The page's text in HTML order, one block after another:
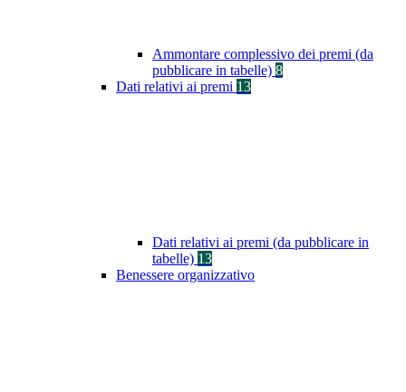
Ammontare complessivo dei premi (da
pubblicare in tabelle) 8
Dati relativi ai premi 13
Dati relativi ai premi (da pubblicare in
tabelle) 13
Benessere organizzativo